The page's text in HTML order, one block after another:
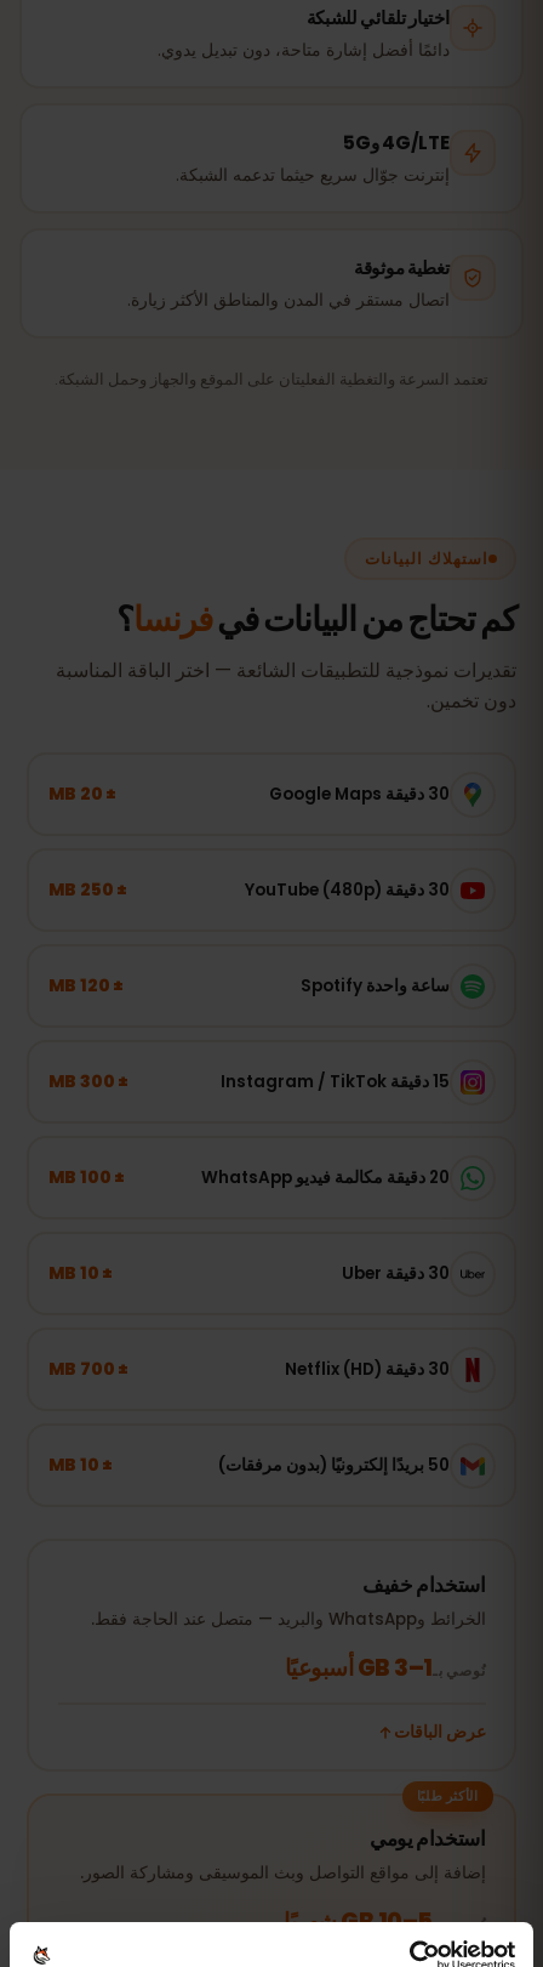
اختيار تلقائي للشبكة
دائمًا أفضل إشارة متاحة، دون تبديل يدوي.
4G/LTE و5G
إنترنت جوّال سريع حيثما تدعمه الشبكة.
تغطية موثوقة
اتصال مستقر في المدن والمناطق الأكثر زيارة.
تعتمد السرعة والتغطية الفعليتان على الموقع والجهاز وحمل الشبكة.
استهلاك البيانات
كم تحتاج من البيانات فيفرنسا؟
تقديرات نموذجية للتطبيقات الشائعة — اختر الباقة المناسبة
دون تخمين.
30 دقيقة Google Maps ± 20 MB
30 دقيقة YouTube (480p) ± 250 MB
ساعة واحدة Spotify ± 120 MB
15 دقيقة Instagram / TikTok ± 300 MB
20 دقيقة مكالمة فيديو WhatsApp ± 100 MB
30 دقيقة Uber ± 10 MB
30 دقيقة Netflix (HD) ± 700 MB
50 بريدًا إلكترونيًا (بدون مرفقات) ± 10 MB
استخدام خفيف
الخرائط وWhatsApp والبريد — متصل عند الحاجة فقط.
نُوصي بـ1–3 GB أسبوعيًا
عرض الباقات
الأكثر طلبًا
استخدام يومي
إضافة إلى مواقع التواصل وبث الموسيقى ومشاركة الصور.
نُوصي بـ5–10 GB شهريًا